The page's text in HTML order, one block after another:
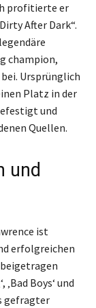
profitierte er
After Dark“.
champion,
Ursprünglich
Platz in der
und
Quellen.
und
ist
erfolgreichen
Boys‘ und
gefragter